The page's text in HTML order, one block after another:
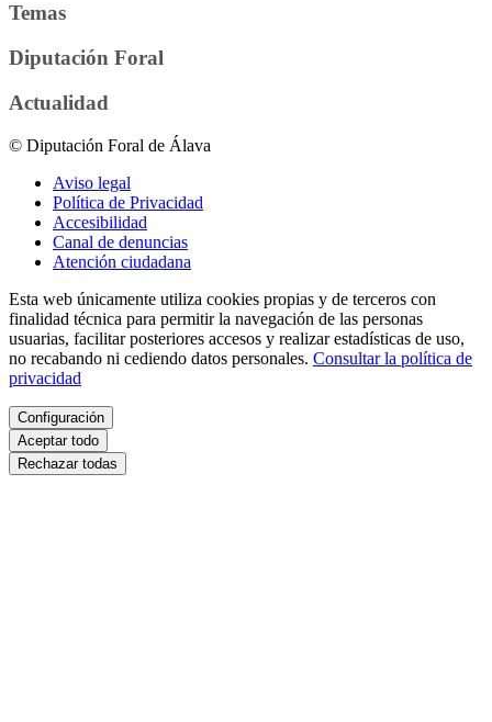
Temas
Diputación Foral
Actualidad
© Diputación Foral de Álava
Aviso legal
Política de Privacidad
Accesibilidad
Canal de denuncias
Atención ciudadana
Esta web únicamente utiliza cookies propias y de terceros con
finalidad técnica para permitir la navegación de las personas
usuarias, facilitar posteriores accesos y realizar estadísticas de uso,
no recabando ni cediendo datos personales. Consultar la política de
privacidad
Configuración
Aceptar todo
Rechazar todas